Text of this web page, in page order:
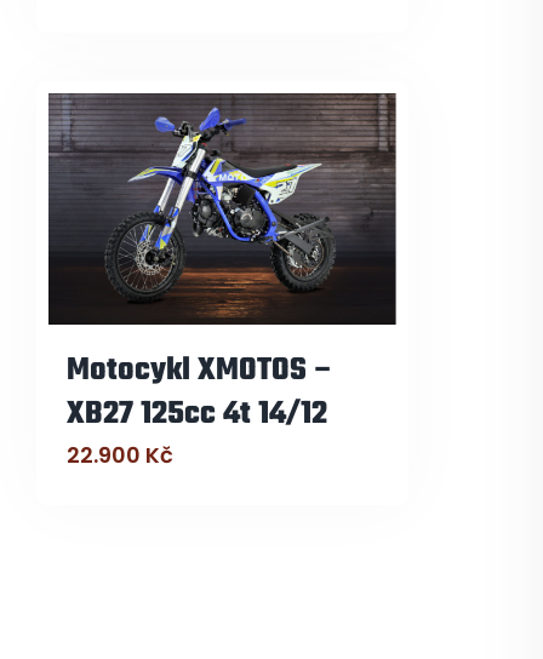
Motocykl XMOTOS –
XB27 125cc 4t 14/12
22.900 Kč